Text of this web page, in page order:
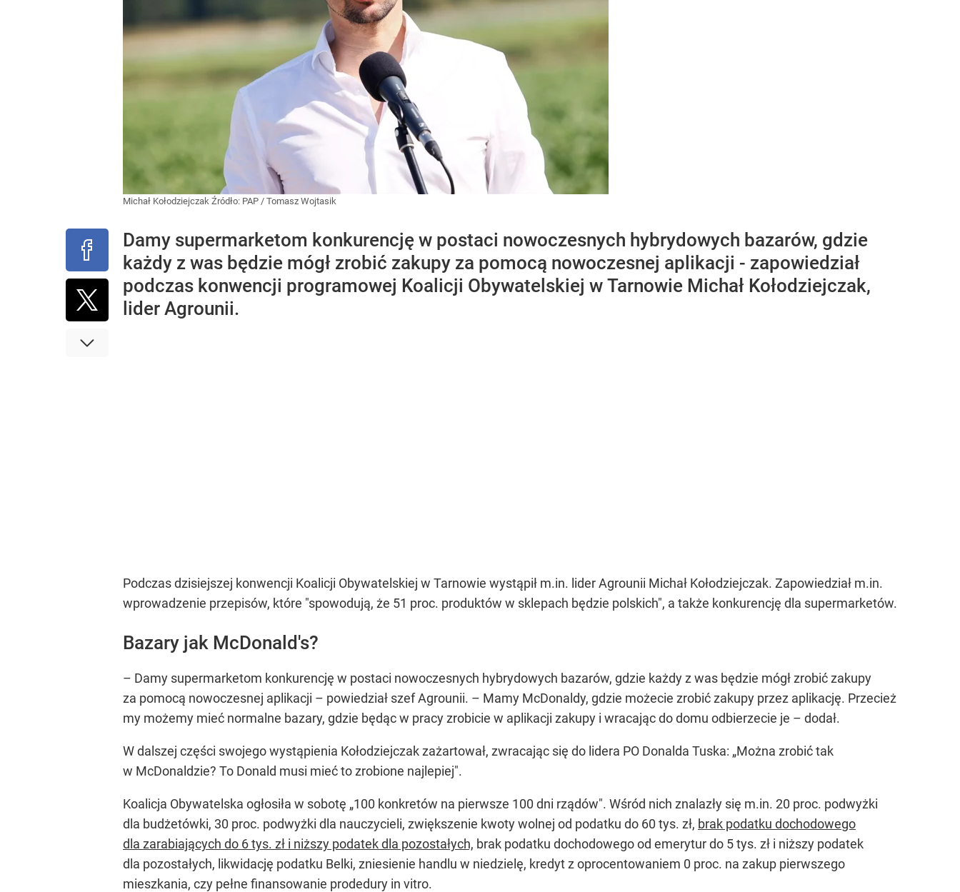
Michał Kołodziejczak Źródło: PAP / Tomasz Wojtasik
Damy supermarketom konkurencję w postaci nowoczesnych hybrydowych bazarów, gdzie
każdy z was będzie mógł zrobić zakupy za pomocą nowoczesnej aplikacji - zapowiedział
podczas konwencji programowej Koalicji Obywatelskiej w Tarnowie Michał Kołodziejczak,
lider Agrounii.
Podczas dzisiejszej konwencji Koalicji Obywatelskiej w Tarnowie wystąpił m.in. lider Agrounii Michał Kołodziejczak. Zapowiedział m.in.
wprowadzenie przepisów, które "spowodują, że 51 proc. produktów w sklepach będzie polskich", a także konkurencję dla supermarketów.
Bazary jak McDonald's?
– Damy supermarketom konkurencję w postaci nowoczesnych hybrydowych bazarów, gdzie każdy z was będzie mógł zrobić zakupy
za pomocą nowoczesnej aplikacji – powiedział szef Agrounii. – Mamy McDonaldy, gdzie możecie zrobić zakupy przez aplikację. Przecież
my możemy mieć normalne bazary, gdzie będąc w pracy zrobicie w aplikacji zakupy i wracając do domu odbierzecie je – dodał.
W dalszej części swojego wystąpienia Kołodziejczak zażartował, zwracając się do lidera PO Donalda Tuska: „Można zrobić tak
w McDonaldzie? To Donald musi mieć to zrobione najlepiej".
Koalicja Obywatelska ogłosiła w sobotę „100 konkretów na pierwsze 100 dni rządów". Wśród nich znalazły się m.in. 20 proc. podwyżki
dla budżetówki, 30 proc. podwyżki dla nauczycieli, zwiększenie kwoty wolnej od podatku do 60 tys. zł, brak podatku dochodowego
dla zarabiających do 6 tys. zł i niższy podatek dla pozostałych, brak podatku dochodowego od emerytur do 5 tys. zł i niższy podatek
dla pozostałych, likwidację podatku Belki, zniesienie handlu w niedzielę, kredyt z oprocentowaniem 0 proc. na zakup pierwszego
mieszkania, czy pełne finansowanie prodedury in vitro.